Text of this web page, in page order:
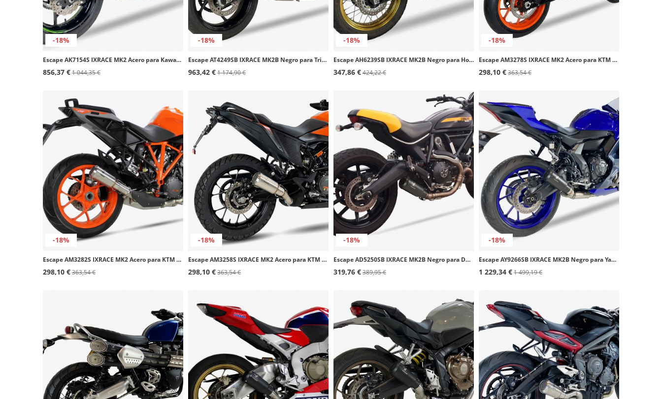
-18%
Escape AK7154S IXRACE MK2 Acero para Kawasaki Ninja 650 / Z 650 FULL SYSTEM (20)
856,37 €1 044,35 €
-18%
Escape AT4249SB IXRACE MK2B Negro para Triumph Trident 660 FULL SYSTEM (21-26)
963,42 €1 174,90 €
-18%
Escape AH6239SB IXRACE MK2B Negro para Honda XL Transalp 750 (23-24)
347,86 €424,22 €
-18%
Escape AM3278S IXRACE MK2 Acero para KTM 790 Adventure (19-20), 890 Adventure (20)
298,10 €363,54 €
-18%
Escape AM3282S IXRACE MK2 Acero para KTM 1290 Super Duke GT (16-24) / R (17-19)
298,10 €363,54 €
-18%
Escape AM3258S IXRACE MK2 Acero para KTM 390 Adventure (20-24)
298,10 €363,54 €
-18%
Escape AD5250SB IXRACE MK2B Negro para Ducati Scrambler 800 -23
319,76 €389,95 €
-18%
Escape AY9266SB IXRACE MK2B Negro para Yamaha YZF 700 R7 (21-26)
1 229,34 €1 499,19 €